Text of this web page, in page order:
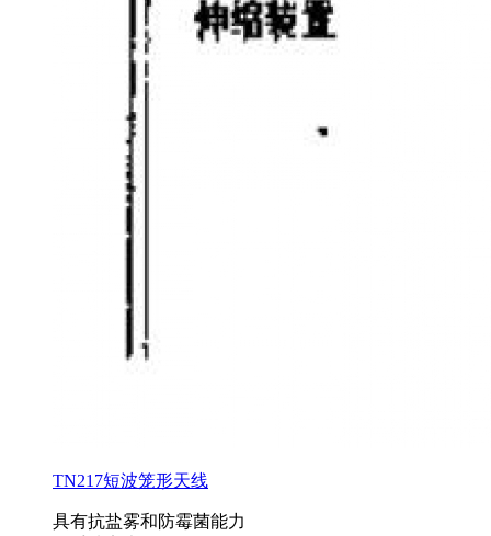
TN217短波笼形天线
具有抗盐雾和防霉菌能力